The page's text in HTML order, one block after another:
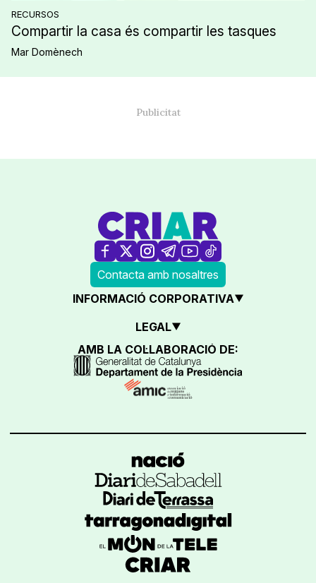
RECURSOS
Compartir la casa és compartir les tasques
Mar Domènech
Contacta amb nosaltres
INFORMACIÓ CORPORATIVA
LEGAL
AMB LA COL·LABORACIÓ DE: